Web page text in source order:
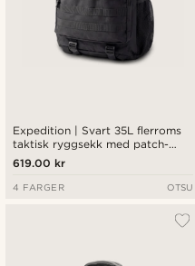
Expedition | Svart 35L flerroms
taktisk ryggsekk med patch-
panel
619.00 kr
4 FARGER OTSU